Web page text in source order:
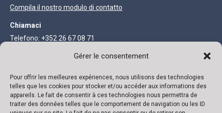
Gérer le consentement
Pour offrir les meilleures expériences, nous utilisons des technologies
telles que les cookies pour stocker et/ou accéder aux informations des
appareils. Le fait de consentir à ces technologies nous permettra de
traiter des données telles que le comportement de navigation ou les ID
Compila il nostro modulo di contatto
Chiamaci
Telefono: +352 26 67 08 71
INFORMAZIONI LEGALI
Società anonima con capitale di 111.300 €